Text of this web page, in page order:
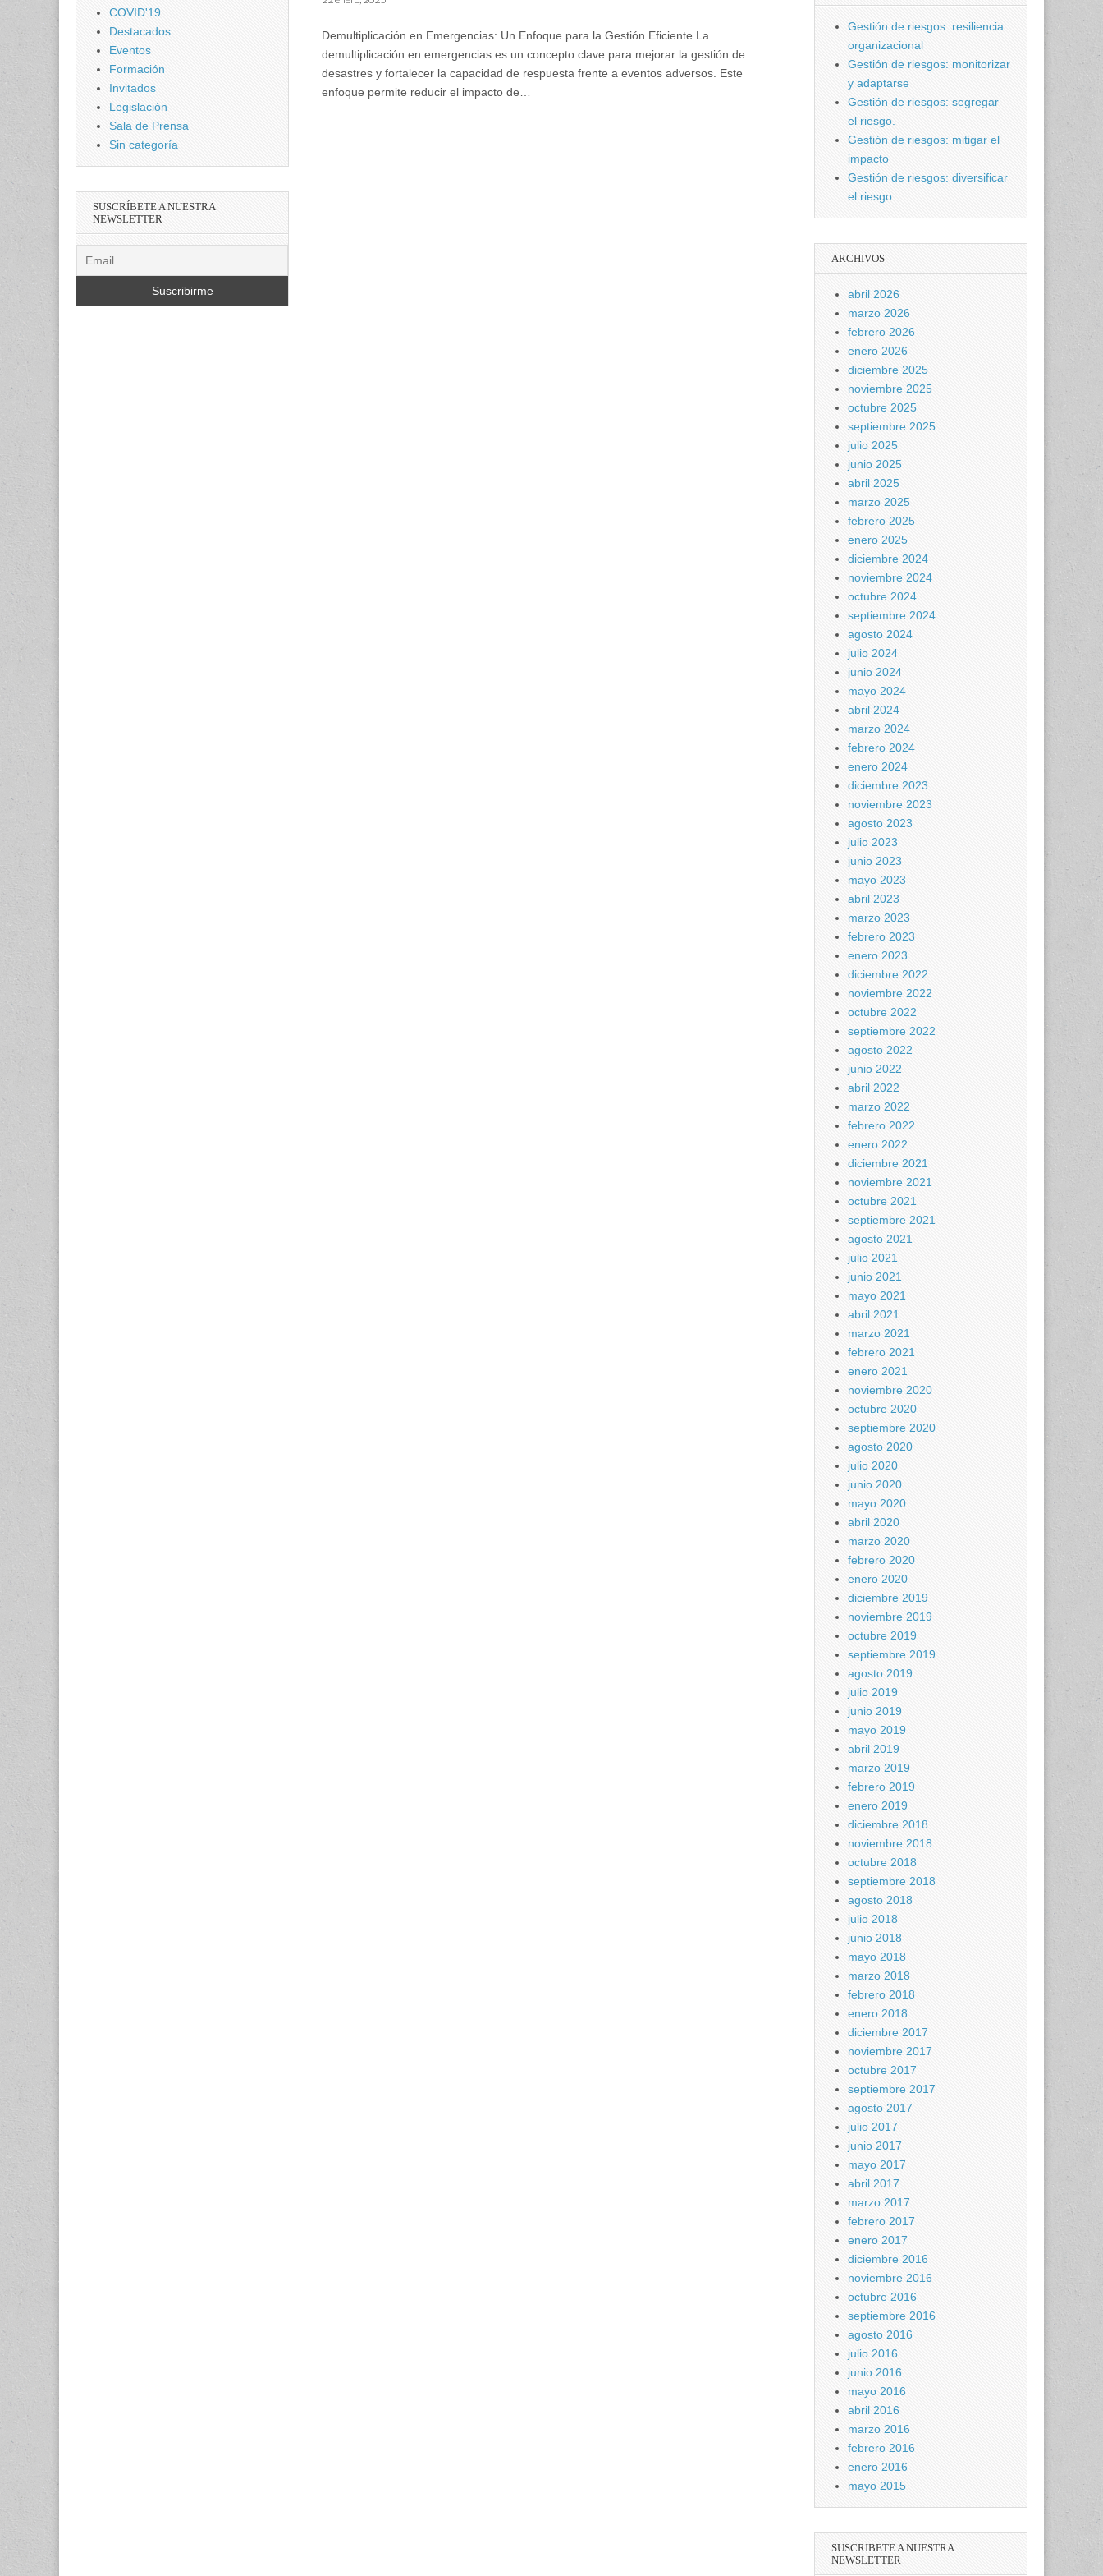
Demultiplicación en Emergencias: Un Enfoque para la Gestión Eficiente La
demultiplicación en emergencias es un concepto clave para mejorar la gestión de
desastres y fortalecer la capacidad de respuesta frente a eventos adversos. Este
enfoque permite reducir el impacto de…
COVID'19
Destacados
Eventos
Formación
Invitados
Legislación
Sala de Prensa
Sin categoría
SUSCRÍBETE A NUESTRA
NEWSLETTER
Gestión de riesgos: resiliencia
organizacional
Gestión de riesgos: monitorizar
y adaptarse
Gestión de riesgos: segregar
el riesgo.
Gestión de riesgos: mitigar el
impacto
Gestión de riesgos: diversificar
el riesgo
ARCHIVOS
abril 2026
marzo 2026
febrero 2026
enero 2026
diciembre 2025
noviembre 2025
octubre 2025
septiembre 2025
julio 2025
junio 2025
abril 2025
marzo 2025
febrero 2025
enero 2025
diciembre 2024
noviembre 2024
octubre 2024
septiembre 2024
agosto 2024
julio 2024
junio 2024
mayo 2024
abril 2024
marzo 2024
febrero 2024
enero 2024
diciembre 2023
noviembre 2023
agosto 2023
julio 2023
junio 2023
mayo 2023
abril 2023
marzo 2023
febrero 2023
enero 2023
diciembre 2022
noviembre 2022
octubre 2022
septiembre 2022
agosto 2022
junio 2022
abril 2022
marzo 2022
febrero 2022
enero 2022
diciembre 2021
noviembre 2021
octubre 2021
septiembre 2021
agosto 2021
julio 2021
junio 2021
mayo 2021
abril 2021
marzo 2021
febrero 2021
enero 2021
noviembre 2020
octubre 2020
septiembre 2020
agosto 2020
julio 2020
junio 2020
mayo 2020
abril 2020
marzo 2020
febrero 2020
enero 2020
diciembre 2019
noviembre 2019
octubre 2019
septiembre 2019
agosto 2019
julio 2019
junio 2019
mayo 2019
abril 2019
marzo 2019
febrero 2019
enero 2019
diciembre 2018
noviembre 2018
octubre 2018
septiembre 2018
agosto 2018
julio 2018
junio 2018
mayo 2018
marzo 2018
febrero 2018
enero 2018
diciembre 2017
noviembre 2017
octubre 2017
septiembre 2017
agosto 2017
julio 2017
junio 2017
mayo 2017
abril 2017
marzo 2017
febrero 2017
enero 2017
diciembre 2016
noviembre 2016
octubre 2016
septiembre 2016
agosto 2016
julio 2016
junio 2016
mayo 2016
abril 2016
marzo 2016
febrero 2016
enero 2016
mayo 2015
SUSCRIBETE A NUESTRA
NEWSLETTER